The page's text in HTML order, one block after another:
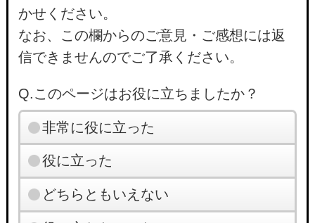
かせください。
なお、この欄からのご意見・ご感想には返
信できませんのでご了承ください。
Q.このページはお役に立ちましたか？
非常に役に立った
役に立った
どちらともいえない